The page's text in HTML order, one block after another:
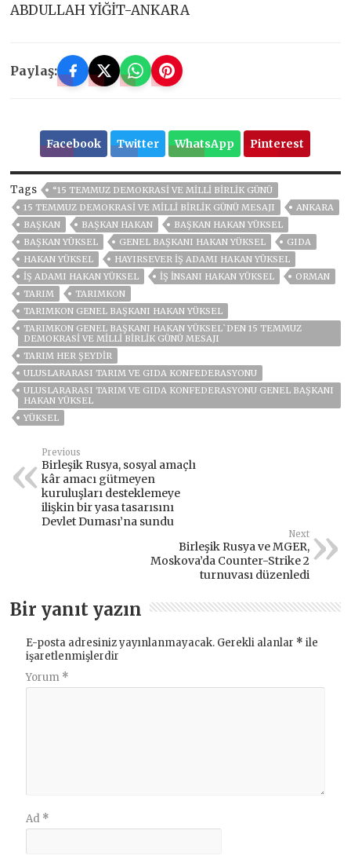
ABDULLAH YİĞİT-ANKARA
Paylaş:
Facebook Twitter WhatsApp Pinterest
Tags
“15 TEMMUZ DEMOKRASI VE MILLI BIRLIK GÜNÜ
15 TEMMUZ DEMOKRASİ VE MİLLİ BİRLİK GÜNÜ MESAJI
ANKARA
BAŞKAN
BAŞKAN HAKAN
BAŞKAN HAKAN YÜKSEL
BAŞKAN YÜKSEL
GENEL BAŞKANI HAKAN YÜKSEL
GIDA
HAKAN YÜKSEL
HAYIRSEVER IŞ ADAMI HAKAN YÜKSEL
IŞ ADAMI HAKAN YÜKSEL
IŞ INSANI HAKAN YÜKSEL
ORMAN
TARIM
TARIMKON
TARIMKON GENEL BAŞKANI HAKAN YÜKSEL
TARIMKON GENEL BAŞKANI HAKAN YÜKSEL`DEN 15 TEMMUZ
DEMOKRASİ VE MİLLİ BİRLİK GÜNÜ MESAJI
TARIM HER ŞEYDIR
ULUSLARARASI TARIM VE GIDA KONFEDERASYONU
ULUSLARARASI TARIM VE GIDA KONFEDERASYONU GENEL BAŞKANI
HAKAN YÜKSEL
YÜKSEL
Previous
Birleşik Rusya, sosyal amaçlı
kâr amacı gütmeyen
kuruluşları desteklemeye
ilişkin bir yasa tasarısını
Devlet Duması’na sundu
Next
Birleşik Rusya ve MGER,
Moskova’da Counter-Strike 2
turnuvası düzenledi
Bir yanıt yazın
E-posta adresiniz yayınlanmayacak. Gerekli alanlar * ile
işaretlenmişlerdir
Yorum *
Ad *